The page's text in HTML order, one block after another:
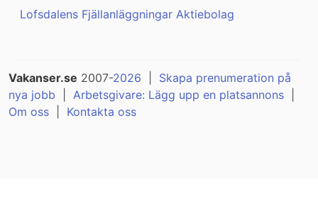
Lofsdalens Fjällanläggningar Aktiebolag
Vakanser.se 2007-2026
Skapa prenumeration på
nya jobb
Arbetsgivare: Lägg upp en platsannons
Om oss
Kontakta oss